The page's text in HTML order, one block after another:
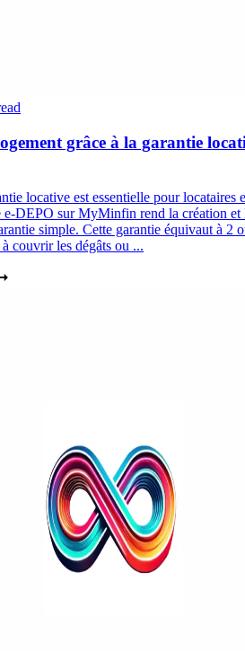
grâce à la garantie
locative est essentielle pour locataires
e-DEPO sur MyMinfin rend la création et
simple. Cette garantie équivaut à 2
couvrir les dégâts ou ...